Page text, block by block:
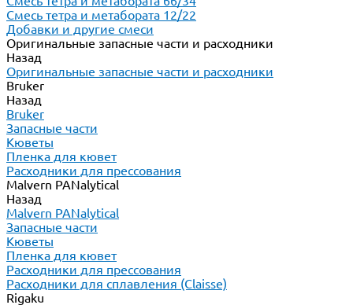
Смесь тетра и метабората 12/22
Добавки и другие смеси
Оригинальные запасные части и расходники
Назад
Оригинальные запасные части и расходники
Bruker
Назад
Bruker
Запасные части
Кюветы
Пленка для кювет
Расходники для прессования
Malvern PANalytical
Назад
Malvern PANalytical
Запасные части
Кюветы
Пленка для кювет
Расходники для прессования
Расходники для сплавления (Claisse)
Rigaku